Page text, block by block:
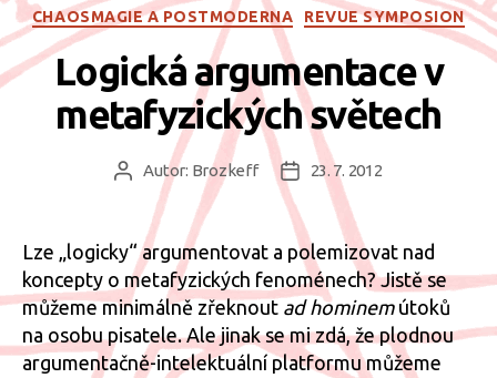
Rubriky
CHAOSMAGIE A POSTMODERNA REVUE SYMPOSION
Logická argumentace v
metafyzických světech
Autor
příspěvku
Autor: Brozkeff
Datum
příspěvku
23. 7. 2012
Lze „logicky“ argumentovat a polemizovat nad
koncepty o metafyzických fenoménech? Jistě se
můžeme minimálně zřeknout ad hominemútoků
na osobu pisatele. Ale jinak se mi zdá, že plodnou
argumentačně-intelektuální platformu můžeme